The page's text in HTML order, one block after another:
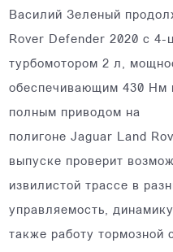
Василий Зеленый
Rover Defender 2020 с 4-
турбомотором 2 л,
обеспечивающим 430 Нм
полным приводом на
полигоне Jaguar Land
выпуске проверит
извилистой трассе в
управляемость,
также работу